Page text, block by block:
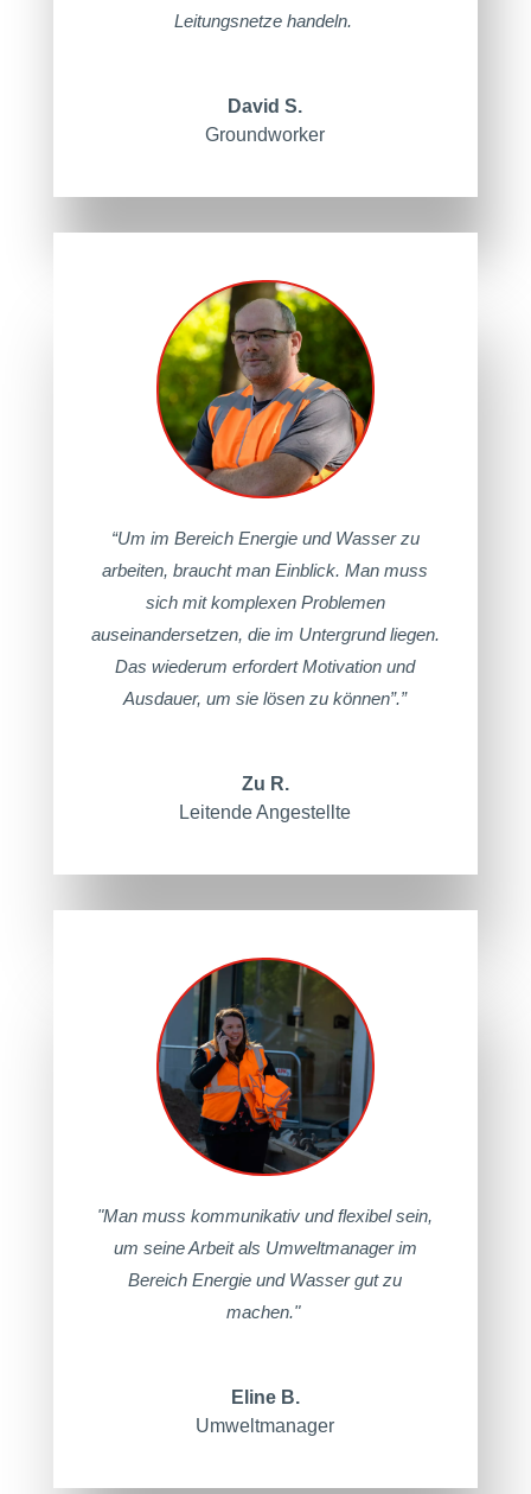
Leitungsnetze handeln.
David S.
Groundworker
“Um im Bereich Energie und Wasser zu
arbeiten, braucht man Einblick. Man muss
sich mit komplexen Problemen
auseinandersetzen, die im Untergrund liegen.
Das wiederum erfordert Motivation und
Ausdauer, um sie lösen zu können”.”
Zu R.
Leitende Angestellte
"Man muss kommunikativ und flexibel sein,
um seine Arbeit als Umweltmanager im
Bereich Energie und Wasser gut zu
machen."
Eline B.
Umweltmanager